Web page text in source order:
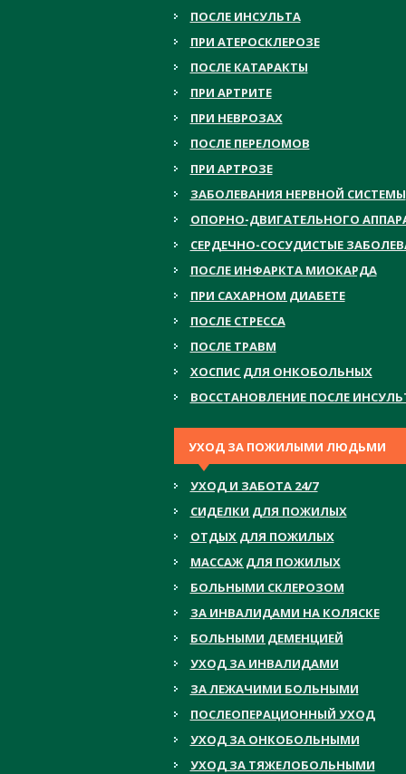
ПОСЛЕ ИНСУЛЬТА
ПРИ АТЕРОСКЛЕРОЗЕ
ПОСЛЕ КАТАРАКТЫ
ПРИ АРТРИТЕ
ПРИ НЕВРОЗАХ
ПОСЛЕ ПЕРЕЛОМОВ
ПРИ АРТРОЗЕ
ЗАБОЛЕВАНИЯ НЕРВНОЙ СИСТЕМЫ
ОПОРНО-ДВИГАТЕЛЬНОГО
СЕРДЕЧНО-СОСУДИСТЫЕ
ПОСЛЕ ИНФАРКТА МИОКАРДА
ПРИ САХАРНОМ ДИАБЕТЕ
ПОСЛЕ СТРЕССА
ПОСЛЕ ТРАВМ
ХОСПИС ДЛЯ ОНКОБОЛЬНЫХ
ВОССТАНОВЛЕНИЕ ПОСЛЕ
УХОД ЗА ПОЖИЛЫМИ ЛЮДЬМИ
УХОД И ЗАБОТА 24/7
СИДЕЛКИ ДЛЯ ПОЖИЛЫХ
ОТДЫХ ДЛЯ ПОЖИЛЫХ
МАССАЖ ДЛЯ ПОЖИЛЫХ
БОЛЬНЫМИ СКЛЕРОЗОМ
ЗА ИНВАЛИДАМИ НА КОЛЯСКЕ
БОЛЬНЫМИ ДЕМЕНЦИЕЙ
УХОД ЗА ИНВАЛИДАМИ
ЗА ЛЕЖАЧИМИ БОЛЬНЫМИ
ПОСЛЕОПЕРАЦИОННЫЙ УХОД
УХОД ЗА ОНКОБОЛЬНЫМИ
УХОД ЗА ТЯЖЕЛОБОЛЬНЫМИ